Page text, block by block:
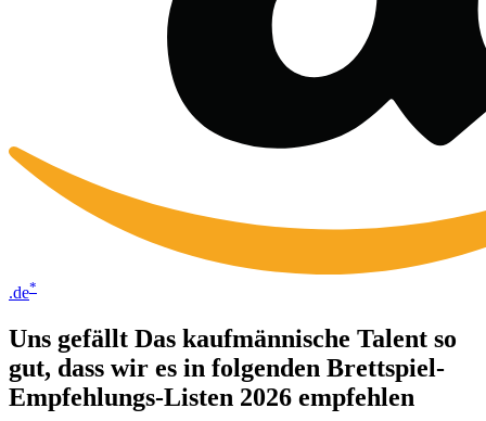
.de*
Uns gefällt Das kaufmännische Talent so
gut, dass wir es in folgenden Brettspiel-
Empfehlungs-Listen 2026 empfehlen